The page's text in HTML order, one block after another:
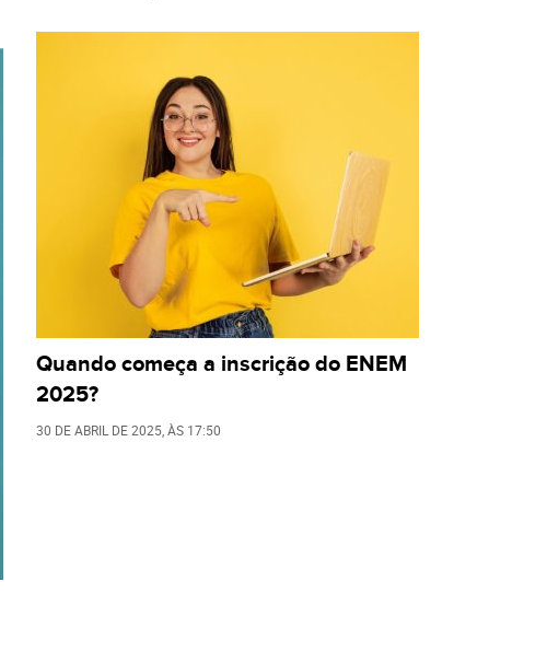
Quando começa a inscrição do ENEM
2025?
30 DE ABRIL DE 2025 , ÀS 17:50